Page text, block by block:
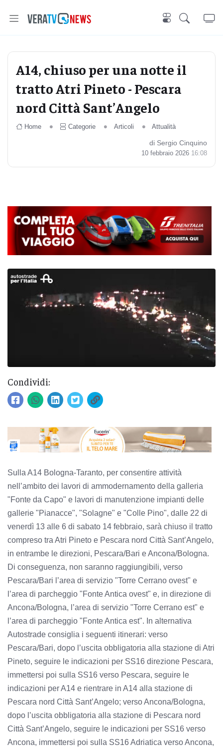
A14, chiuso per una notte il
tratto Atri Pineto - Pescara
nord Città Sant’Angelo
Home Categorie Articoli Attualità
di Sergio Cinquino
10 febbraio 2026 16:08
Condividi:
Sulla A14 Bologna-Taranto, per consentire attività
nell’ambito dei lavori di ammodernamento della galleria
"Fonte da Capo" e lavori di manutenzione impianti delle
gallerie "Pianacce", "Solagne" e "Colle Pino", dalle 22 di
venerdì 13 alle 6 di sabato 14 febbraio, sarà chiuso il tratto
compreso tra Atri Pineto e Pescara nord Città Sant’Angelo,
in entrambe le direzioni, Pescara/Bari e Ancona/Bologna.
Di conseguenza, non saranno raggiungibili, verso
Pescara/Bari l’area di servizio "Torre Cerrano ovest" e
l’area di parcheggio "Fonte Antica ovest" e, in direzione di
Ancona/Bologna, l’area di servizio "Torre Cerrano est" e
l’area di parcheggio "Fonte Antica est". In alternativa
Autostrade consiglia i seguenti itinerari: verso
Pescara/Bari, dopo l’uscita obbligatoria alla stazione di Atri
Pineto, seguire le indicazioni per SS16 direzione Pescara,
immettersi poi sulla SS16 verso Pescara, seguire le
indicazioni per A14 e rientrare in A14 alla stazione di
Pescara nord Città Sant’Angelo; verso Ancona/Bologna,
dopo l’uscita obbligatoria alla stazione di Pescara nord
Città Sant’Angelo, seguire le indicazioni per SS16 verso
Ancona, immettersi poi sulla SS16 Adriatica verso Ancona,